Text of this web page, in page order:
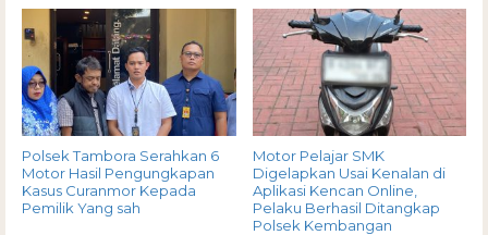
Polsek Tambora Serahkan 6
Motor Hasil Pengungkapan
Kasus Curanmor Kepada
Pemilik Yang sah
Motor Pelajar SMK
Digelapkan Usai Kenalan di
Aplikasi Kencan Online,
Pelaku Berhasil Ditangkap
Polsek Kembangan